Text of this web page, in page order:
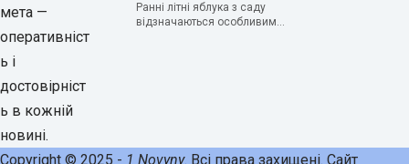
мета —
оперативніст
ь і
достовірніст
ь в кожній
новині.
Ранні літні яблука з саду
відзначаються особливим
Copyright © 2025 - 1 Novyny. Всі права захищені. Сайт